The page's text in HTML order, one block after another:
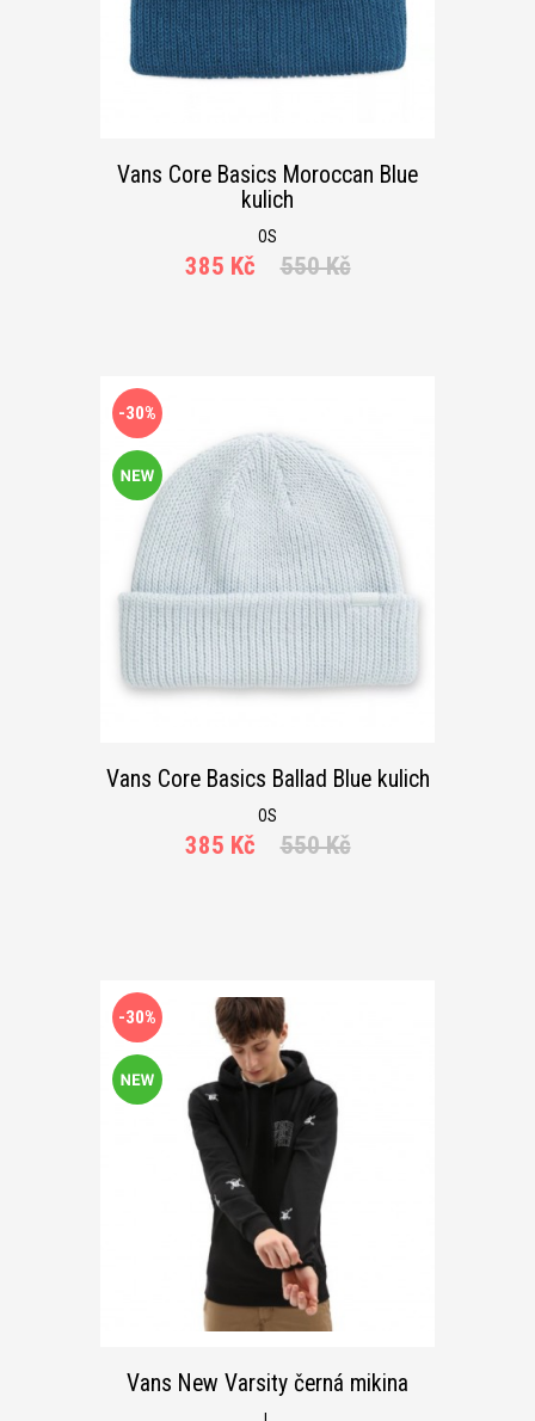
Vans Core Basics Moroccan Blue
kulich
OS
385 Kč 550 Kč
-30%
Vans Core Basics Ballad Blue kulich
OS
385 Kč 550 Kč
-30%
Vans New Varsity černá mikina